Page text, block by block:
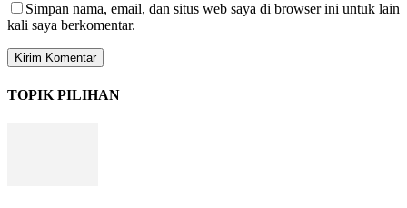
Simpan nama, email, dan situs web saya di browser ini untuk lain
kali saya berkomentar.
TOPIK PILIHAN